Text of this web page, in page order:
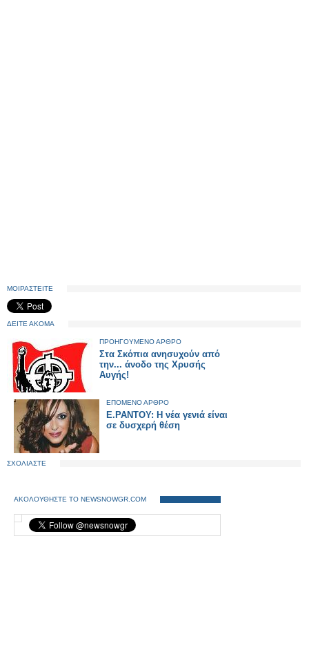
ΜΟΙΡΑΣΤΕΙΤΕ
ΔΕΙΤΕ ΑΚΟΜΑ
ΠΡΟΗΓΟΥΜΕΝΟ ΑΡΘΡΟ
Στα Σκόπια ανησυχούν από
την... άνοδο της Χρυσής
Αυγής!
ΕΠΟΜΕΝΟ ΑΡΘΡΟ
E.ΡΑΝΤΟΥ: Η νέα γενιά είναι
σε δυσχερή θέση
ΣΧΟΛΙΑΣΤΕ
ΑΚΟΛΟΥΘΗΣΤΕ ΤΟ NEWSNOWGR.COM